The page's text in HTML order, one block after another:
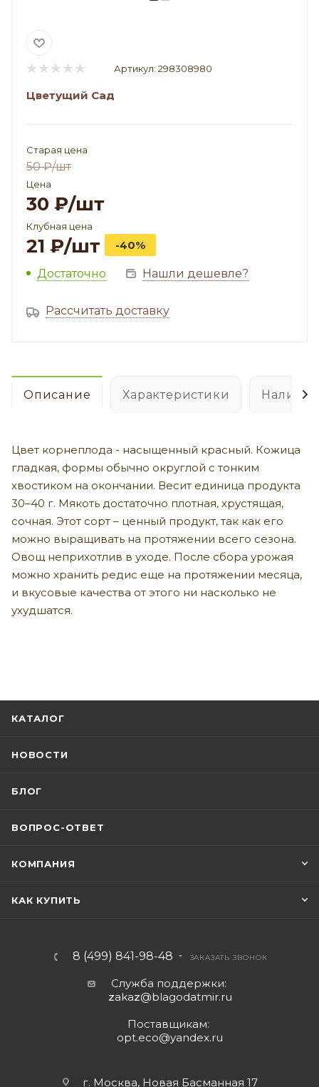
Артикул: 298308980
Цветущий Сад
Старая цена
50₽/шт
Цена
30 ₽/шт
Клубная цена
21 ₽/шт -40%
Достаточно Нашли дешевле?
Рассчитать доставку
Описание Характеристики
Цвет корнеплода - насыщенный красный. Кожица
гладкая, формы обычно округлой с тонким
хвостиком на окончании. Весит единица продукта
30–40 г. Мякоть достаточно плотная, хрустящая,
сочная. Этот сорт – ценный продукт, так как его
можно выращивать на протяжении всего сезона.
Овощ неприхотлив в уходе. После сбора урожая
можно хранить редис еще на протяжении месяца,
и вкусовые качества от этого ни насколько не
ухудшатся.
КАТАЛОГ
НОВОСТИ
БЛОГ
ВОПРОС-ОТВЕТ
КОМПАНИЯ
КАК КУПИТЬ
8 (499) 841-98-48 ЗАКАЗАТЬ ЗВОНОК
Служба поддержки:
zakaz@blagodatmir.ru
Поставщикам:
opt.eco@yandex.ru
г. Москва, Новая Басманная 17